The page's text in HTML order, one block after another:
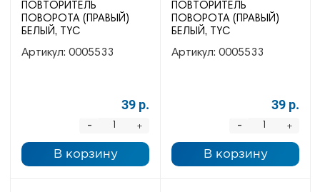
ПОВТОРИТЕЛЬ
ПОВОРОТА (ПРАВЫЙ)
БЕЛЫЙ, TYC
Артикул: 0005533
39 р.
+
-
В корзину
ПОВТОРИТЕЛЬ
ПОВОРОТА (ПРАВЫЙ)
БЕЛЫЙ, TYC
Артикул: 0005533
39 р.
+
-
В корзину